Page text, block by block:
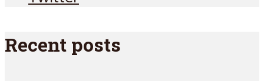
Recent posts